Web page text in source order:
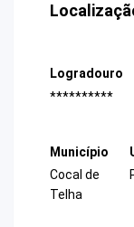
Logradouro
**********
Município
Cocal de
Telha